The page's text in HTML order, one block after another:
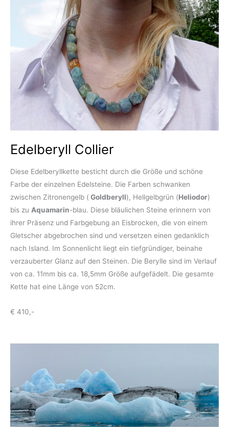
Edelberyll Collier
Diese Edelberyllkette besticht durch die Größe und schöne
Farbe der einzelnen Edelsteine. Die Farben schwanken
zwischen Zitronengelb ( Goldberyll), Hellgelbgrün (Heliodor)
bis zu Aquamarin-blau. Diese bläulichen Steine erinnern von
ihrer Präsenz und Farbgebung an Eisbrocken, die von einem
Gletscher abgebrochen sind und versetzen einen gedanklich
nach Island. Im Sonnenlicht liegt ein tiefgründiger, beinahe
verzauberter Glanz auf den Steinen. Die Berylle sind im Verlauf
von ca. 11mm bis ca. 18,5mm Größe aufgefädelt. Die gesamte
Kette hat eine Länge von 52cm.
€ 410,-